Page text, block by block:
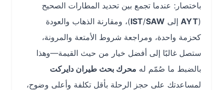
باختصار: عندما تجمع بين تحديد المطارات الصحيح
إلى IST/ SAW
)، ومقارنة الذهاب والعودة
كحزمة واحدة، ومراجعة شروط الأمتعة والمرونة،
ستصل غالبًا إلى أفضل خيار من حيث القيمة—وهذا
بالضبط ما صُمّم لهمحرك بحث طيران دايركت
لمساعدتك على حجز الرحلة بأقل تكلفة وأعلى وضوح،